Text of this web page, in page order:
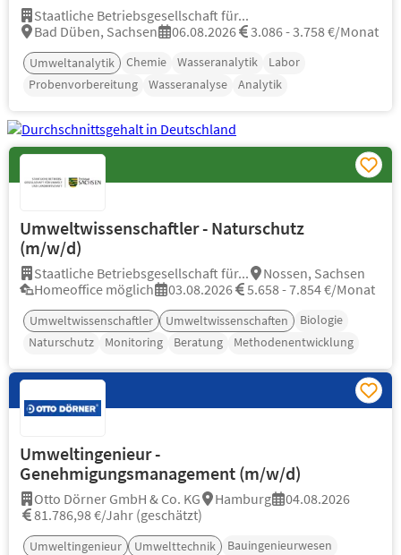
Staatliche Betriebsgesellschaft für...
Bad Düben, Sachsen
06.08.2026 3.086 - 3.758 €/Monat
Umweltanalytik Chemie Wasseranalytik
Labor
Probenvorbereitung
Wasseranalyse Analytik
Umweltwissenschaftler - Naturschutz
(m/w/d)
Staatliche Betriebsgesellschaft für...
Nossen, Sachsen
Homeoffice möglich
03.08.2026 5.658 - 7.854 €/Monat
Umweltwissenschaftler Umweltwissenschaften
Biologie
Naturschutz
Monitoring Beratung Methodenentwicklung
Umweltingenieur -
Genehmigungsmanagement (m/w/d)
Otto Dörner GmbH & Co. KG Hamburg
04.08.2026
81.786,98 €/Jahr (geschätzt)
Umweltingenieur Umwelttechnik
Bauingenieurwesen